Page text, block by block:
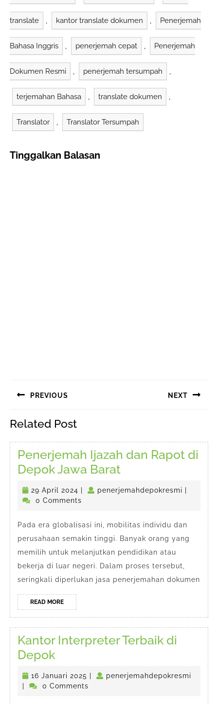
translate , kantor translate dokumen , Penerjemah
Bahasa Inggris , penerjemah cepat , Penerjemah
Dokumen Resmi , penerjemah tersumpah ,
terjemahan Bahasa , translate dokumen ,
Translator , Translator Tersumpah
Tinggalkan Balasan
pos
PREVIOUS
post:
NEXT
Related Post
Penerjemah Ijazah dan Rapot di
Depok Jawa BaratPenerjemah
Ijazah
di
Depok
Jawa
Barat
29 April 2024 29
April
penerjemahdepokresmi
0 Comments
Pada era globalisasi ini, mobilitas individu dan
perusahaan semakin tinggi. Banyak orang yang
memilih untuk melanjutkan pendidikan atau
bekerja di luar negeri. Dalam proses tersebut,
seringkali diperlukan jasa penerjemahan dokumen
READ MOREREAD
MORE
Kantor Interpreter Terbaik di
DepokKantor
Interpreter
Terbaik
16 Januari 2025 16
Januari
penerjemahdepokresmi
0 Comments